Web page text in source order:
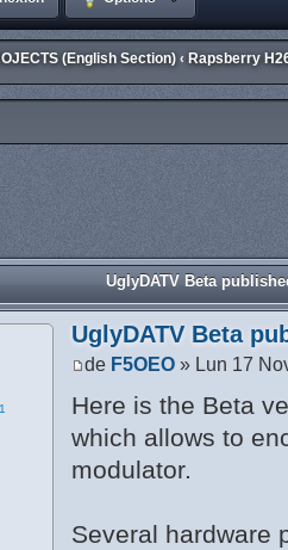
(English Section) ‹ Rapsberry
UglyDATV Beta
UglyDATV Beta
de F5OEO » Lun 17
Here is the Beta
which allows to
modulator.
Several hardware